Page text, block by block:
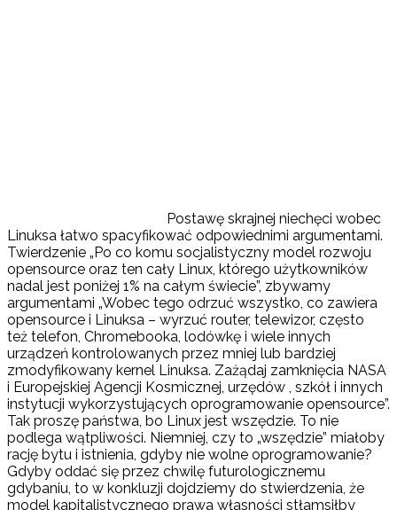
Postawę skrajnej niechęci wobec
Linuksa łatwo spacyfikować odpowiednimi argumentami.
Twierdzenie „Po co komu socjalistyczny model rozwoju
opensource oraz ten cały Linux, którego użytkowników
nadal jest poniżej 1% na całym świecie”, zbywamy
argumentami „Wobec tego odrzuć wszystko, co zawiera
opensource i Linuksa – wyrzuć router, telewizor, często
też telefon, Chromebooka, lodówkę i wiele innych
urządzeń kontrolowanych przez mniej lub bardziej
zmodyfikowany kernel Linuksa. Zażądaj zamknięcia NASA
i Europejskiej Agencji Kosmicznej, urzędów , szkół i innych
instytucji wykorzystujących oprogramowanie opensource”.
Tak proszę państwa, bo Linux jest wszędzie. To nie
podlega wątpliwości. Niemniej, czy to „wszędzie” miałoby
rację bytu i istnienia, gdyby nie wolne oprogramowanie?
Gdyby oddać się przez chwilę futurologicznemu
gdybaniu, to w konkluzji dojdziemy do stwierdzenia, że
model kapitalistycznego prawa własności stłamsiłby